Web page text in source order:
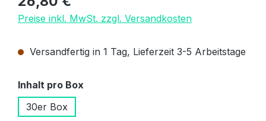
Preise inkl. MwSt. zzgl. Versandkosten
Versandfertig in 1 Tag, Lieferzeit 3-5 Arbeitstage
Inhalt pro Box
30er Box